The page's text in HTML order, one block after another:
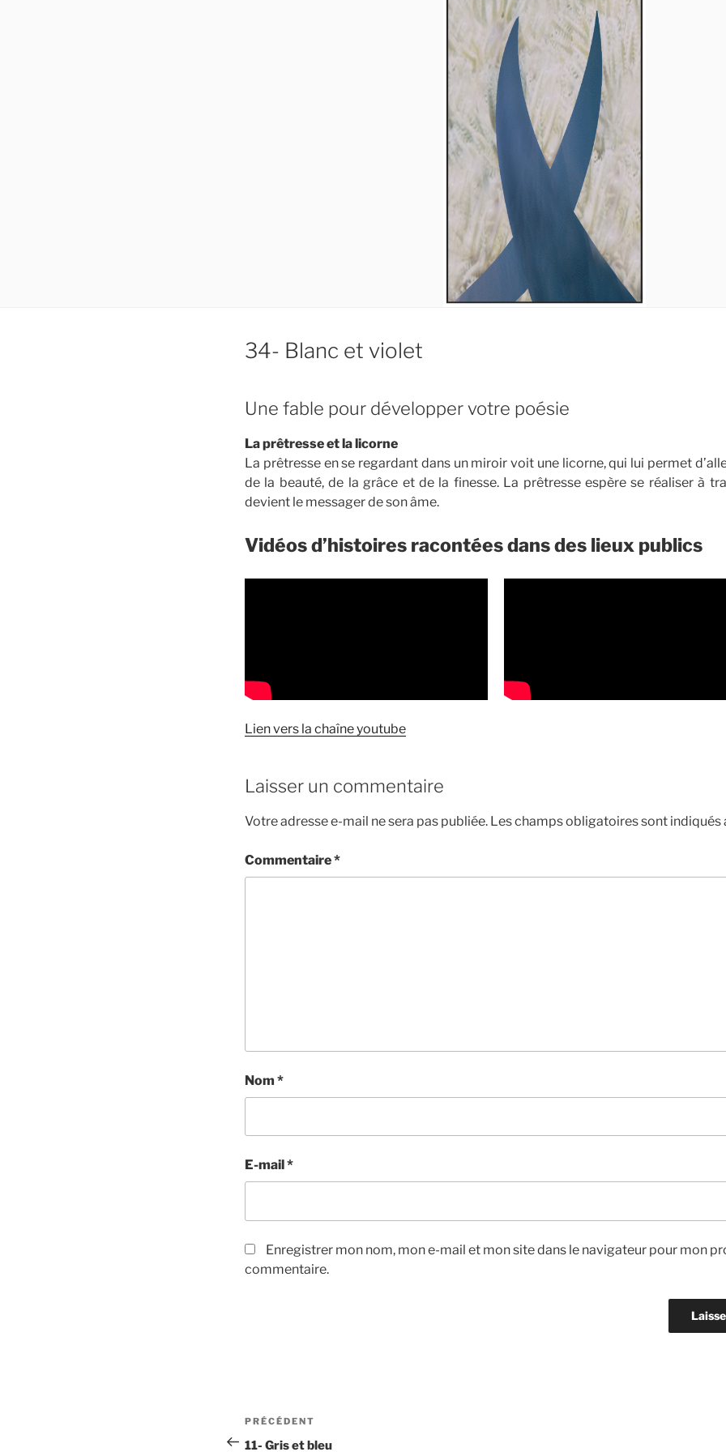
34- Blanc et violet
Une fable pour développer votre poésie
La prêtresse et la licorne
La prêtresse en se regardant dans un miroir voit une licorne, qui lui permet
de la beauté, de la grâce et de la finesse. La prêtresse espère se réaliser à
devient le messager de son âme.
Vidéos d’histoires racontées dans des lieux publics
Lien vers la chaîne youtube
Laisser un commentaire
Votre adresse e-mail ne sera pas publiée. Les champs obligatoires sont indiqués
Commentaire*
Nom *
E-mail *
Enregistrer mon nom, mon e-mail et mon site dans le navigateur pour mon
commentaire.
Navigation
de
Article
précédent
PRÉCÉDENT
11- Gris et bleu